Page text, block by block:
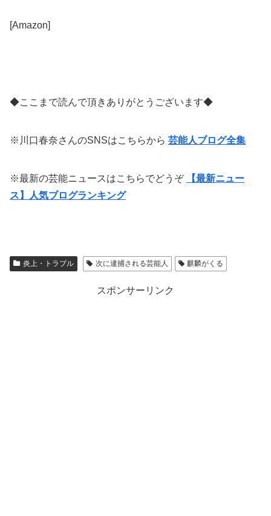
[Amazon]
◆ここまで読んで頂きありがとうございます◆
※川口春奈さんのSNSはこちらから 芸能人ブログ全集
※最新の芸能ニュースはこちらでどうぞ
【最新ニュー
ス】人気ブログランキング
炎上・トラブル 次に逮捕される芸能人 麒麟がくる
スポンサーリンク